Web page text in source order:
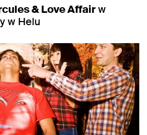
& Love Affairw
w Helu